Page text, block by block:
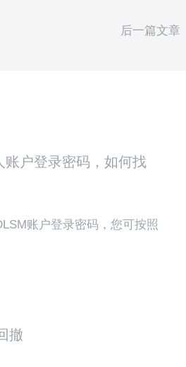
后一篇文章
账户登录密码，如何找
账户登录密码，您可按照
撤